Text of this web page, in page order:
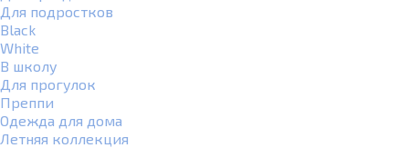
Для подростков
Black
White
В школу
Для прогулок
Преппи
Одежда для дома
Летняя коллекция